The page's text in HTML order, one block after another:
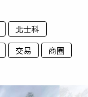
北士科
交易
商圈